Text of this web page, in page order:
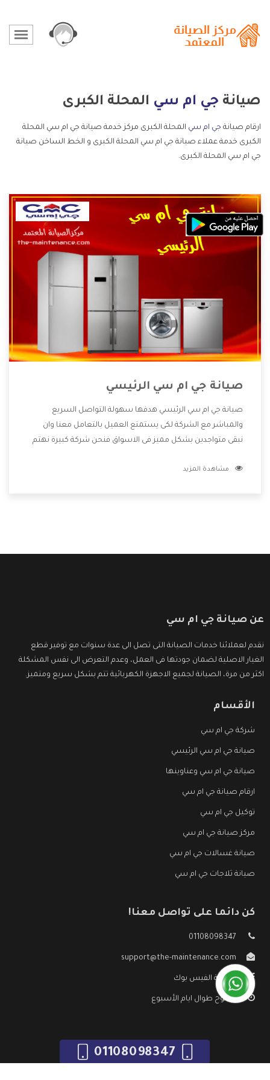
صيانة جي ام سي المحلة الكبرى
ارقام صيانة جي ام سي المحلة الكبرى مركز خدمة صيانة جي ام سي المحلة
الكبرى خدمة عملاء صيانة جي ام سي المحلة الكبرى و الخط الساخن صيانة
جي ام سي المحلة الكبرى.
صيانة جي ام سي الرئيسي
صيانة جي ام سي الرئيسي هدفها سهولة التواصل السريع
والمباشر مع الشركة لكى يستمتع العميل بالتعامل معنا وان
نبقى متواجدين بشكل مميز فى الاسواق فنحن شركة كبيرة نهتم
الشركة بها والتى تكون منها خدمة الصيانة التى تكون من أهم
مشاهدة المزيد
عن صيانة جي ام سي
نقدم لعملائنا خدمات الصيانة التى تصل الى عدة سنوات مع توفير قطع
الغيار الاصلية لضمان جودتها فى العمل، وعدم التعرض الى نفس المشكلة
اكثر من مرة، الصيانة لجميع الاجهزة الكهربائية تتم بشكل سريع ومتميز.
الأقسام
شركة جي ام سي
صيانة جي ام سي الرئيسي
صيانة جي ام سي وعناوينها
ارقام صيانة جي ام سي
توكيل جي ام سي
مركز صيانة جي ام سي
صيانة غسالات جي ام سي
صيانة ثلاجات جي ام سي
كن دائما على تواصل معنا!
01108098347
support@the-maintenance.com
صفحة الفيس بوك
مفتوح طوال ايام الأسبوع
01108098347